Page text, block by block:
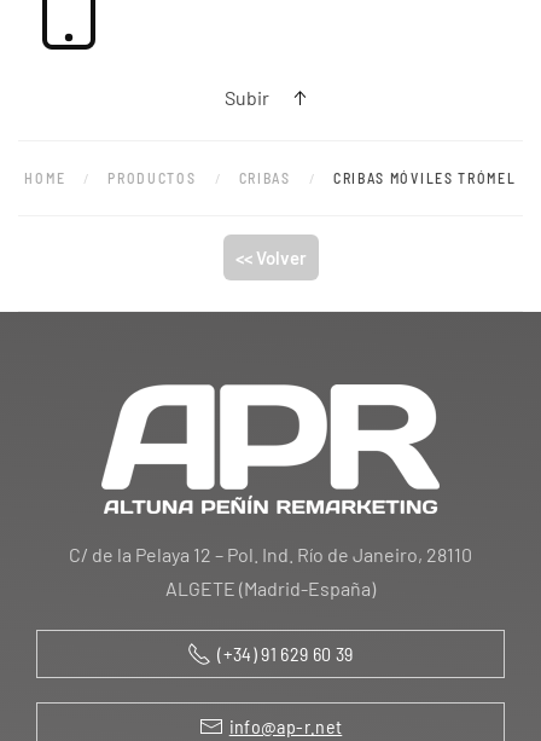
Subir
HOME PRODUCTOS CRIBAS CRIBAS MÓVILES TRÓMEL
<< Volver
C/ de la Pelaya 12 – Pol. Ind. Río de Janeiro, 28110
ALGETE (Madrid-España)
(+34) 91 629 60 39
info@ap-r.net